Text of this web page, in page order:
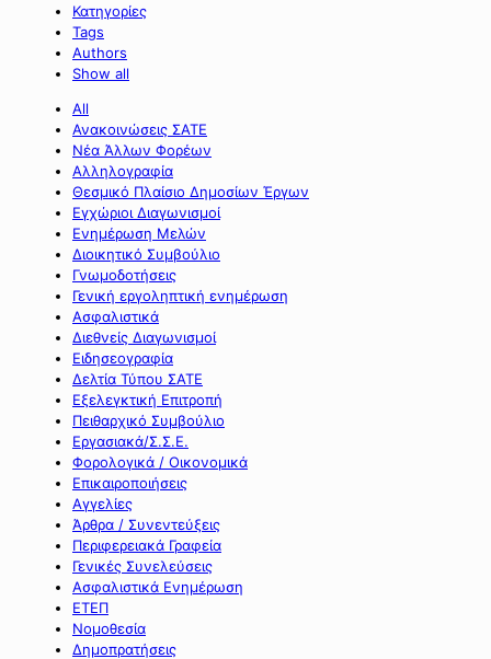
Κατηγορίες
Tags
Authors
Show all
All
Ανακοινώσεις ΣΑΤΕ
Νέα Άλλων Φορέων
Αλληλογραφία
Θεσμικό Πλαίσιο Δημοσίων Έργων
Εγχώριοι Διαγωνισμοί
Ενημέρωση Μελών
Διοικητικό Συμβούλιο
Γνωμοδοτήσεις
Γενική εργοληπτική ενημέρωση
Ασφαλιστικά
Διεθνείς Διαγωνισμοί
Ειδησεογραφία
Δελτία Τύπου ΣΑΤΕ
Εξελεγκτική Επιτροπή
Πειθαρχικό Συμβούλιο
Εργασιακά/Σ.Σ.Ε.
Φορολογικά / Οικονομικά
Επικαιροποιήσεις
Αγγελίες
Άρθρα / Συνεντεύξεις
Περιφερειακά Γραφεία
Γενικές Συνελεύσεις
Ασφαλιστικά Ενημέρωση
ΕΤΕΠ
Νομοθεσία
Δημοπρατήσεις